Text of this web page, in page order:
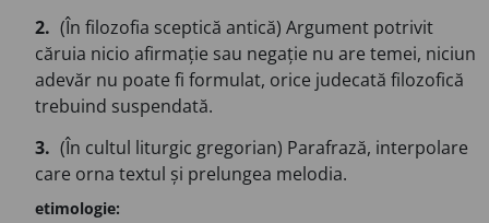
2. (În filozofia sceptică antică) Argument potrivit
căruia nicio afirmație sau negație nu are temei, niciun
adevăr nu poate fi formulat, orice judecată filozofică
trebuind suspendată.
3. (În cultul liturgic gregorian) Parafrază, interpolare
care orna textul și prelungea melodia.
etimologie: